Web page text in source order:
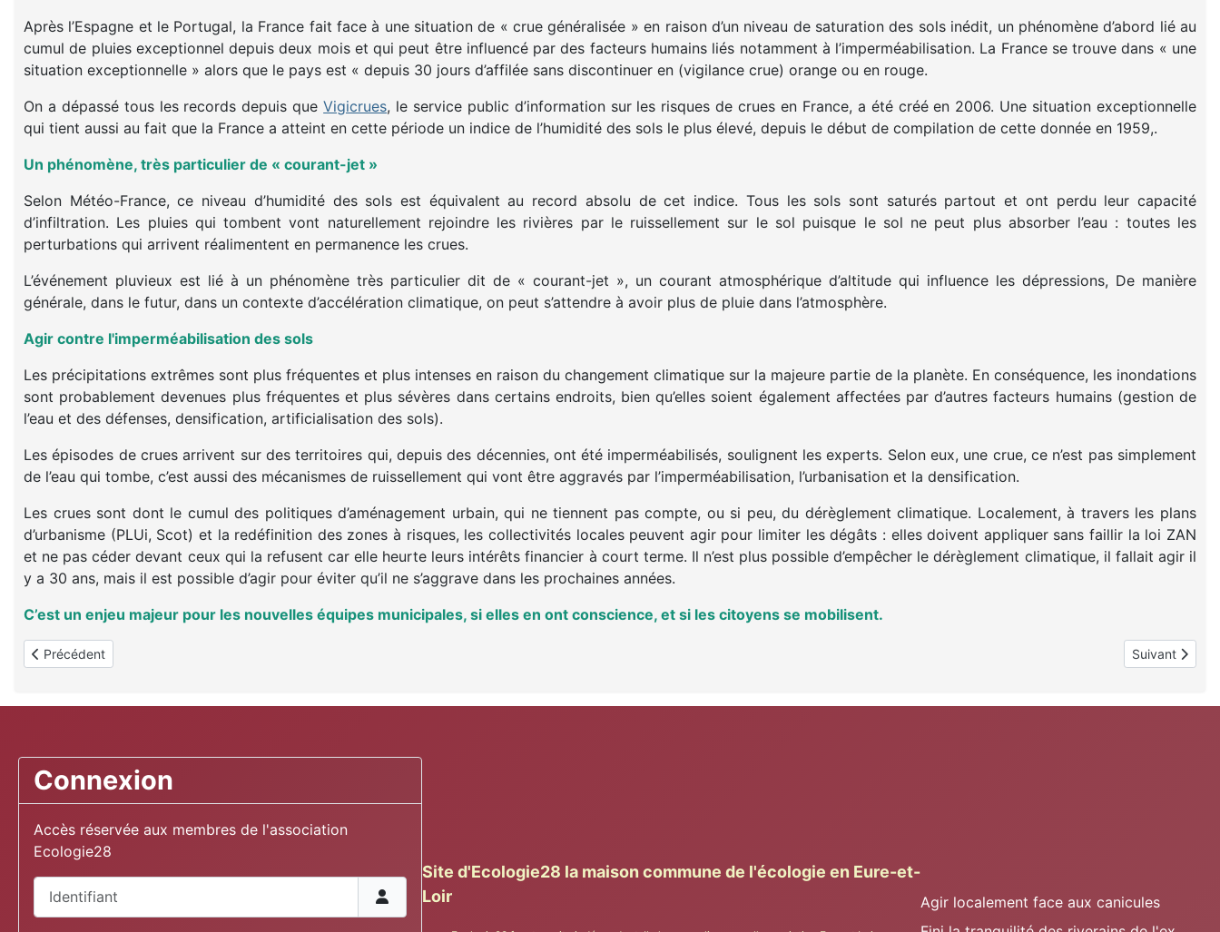
Après l’Espagne et le Portugal, la France fait face à une situation de « crue généralisée » en raison d’un niveau de saturation des sols inédit, un phénomène d’abord lié au
cumul de pluies exceptionnel depuis deux mois et qui peut être influencé par des facteurs humains liés notamment à l’imperméabilisation. La France se trouve dans « une
situation exceptionnelle » alors que le pays est « depuis 30 jours d’affilée sans discontinuer en (vigilance crue) orange ou en rouge.
On a dépassé tous les records depuis queVigicrues, le service public d’information sur les risques de crues en France, a été créé en 2006. Une situation exceptionnelle
qui tient aussi au fait que la France a atteint en cette période un indice de l’humidité des sols le plus élevé, depuis le début de compilation de cette donnée en 1959,.
Un phénomène, très particulier de « courant-jet »
Selon Météo-France, ce niveau d’humidité des sols est équivalent au record absolu de cet indice. Tous les sols sont saturés partout et ont perdu leur capacité
d’infiltration. Les pluies qui tombent vont naturellement rejoindre les rivières par le ruissellement sur le sol puisque le sol ne peut plus absorber l’eau : toutes les
perturbations qui arrivent réalimentent en permanence les crues.
L’événement pluvieux est lié à un phénomène très particulier dit de « courant-jet », un courant atmosphérique d’altitude qui influence les dépressions, De manière
générale, dans le futur, dans un contexte d’accélération climatique, on peut s’attendre à avoir plus de pluie dans l’atmosphère.
Agir contre l'imperméabilisation des sols
Les précipitations extrêmes sont plus fréquentes et plus intenses en raison du changement climatique sur la majeure partie de la planète. En conséquence, les inondations
sont probablement devenues plus fréquentes et plus sévères dans certains endroits, bien qu’elles soient également affectées par d’autres facteurs humains (gestion de
l’eau et des défenses, densification, artificialisation des sols).
Les épisodes de crues arrivent sur des territoires qui, depuis des décennies, ont été imperméabilisés, soulignent les experts. Selon eux, une crue, ce n’est pas simplement
de l’eau qui tombe, c’est aussi des mécanismes de ruissellement qui vont être aggravés par l’imperméabilisation, l’urbanisation et la densification.
Les crues sont dont le cumul des politiques d’aménagement urbain, qui ne tiennent pas compte, ou si peu, du dérèglement climatique. Localement, à travers les plans
d’urbanisme (PLUi, Scot) et la redéfinition des zones à risques, les collectivités locales peuvent agir pour limiter les dégâts : elles doivent appliquer sans faillir la loi ZAN
et ne pas céder devant ceux qui la refusent car elle heurte leurs intérêts financier à court terme. Il n’est plus possible d’empêcher le dérèglement climatique, il fallait agir il
y a 30 ans, mais il est possible d’agir pour éviter qu’il ne s’aggrave dans les prochaines années.
C’est un enjeu majeur pour les nouvelles équipes municipales, si elles en ont conscience, et si les citoyens se mobilisent.
Article précédent : Civisme ...
Précédent Article suivant
Suivant
Connexion
Accès réservée aux membres de l'association
Ecologie28
Identifiant
Site d'Ecologie28 la maison commune de l'écologie en Eure-et-
Loir
Agir localement face aux canicules